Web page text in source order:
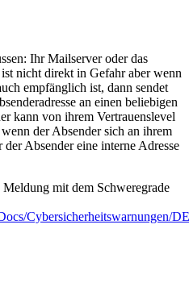
Ihr Mailserver oder das
nicht direkt in Gefahr aber wenn
empfänglich ist, dann sendet
an einen beliebigen
kann von ihrem Vertrauenslevel
der Absender sich an ihrem
Absender eine interne Adresse
mit dem Schweregrade
Cybersicherheitswarnungen/